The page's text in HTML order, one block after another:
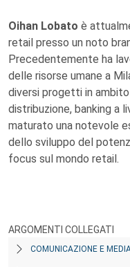
Oihan Lobato è
retail presso un noto
Precedentemente ha
delle risorse umane a
diversi progetti in
distribuzione, banking a
maturato una notevole
dello sviluppo del
focus sul mondo retail.
ARGOMENTI COLLEGATI
COMUNICAZIONE E